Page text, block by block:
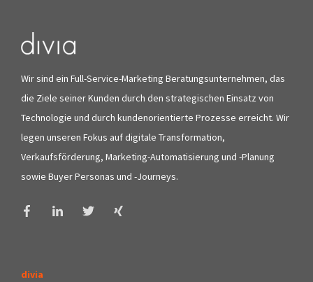
Wir sind ein Full-Service-Marketing Beratungsunternehmen, das
die Ziele seiner Kunden durch den strategischen Einsatz von
Technologie und durch kundenorientierte Prozesse erreicht. Wir
legen unseren Fokus auf digitale Transformation,
Verkaufsförderung, Marketing-Automatisierung und -Planung
sowie Buyer Personas und -Journeys.
divia